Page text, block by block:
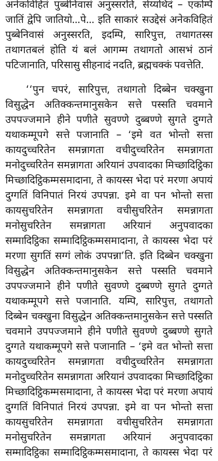
अनेकविहितं पुब्बेनिवासं अनुस्सरति, सेय्यथिदं – एकम्पि
जातिं द्वेपि जातियो…पे… इति साकारं सउद्देसं अनेकविहितं
पुब्बेनिवासं अनुस्सरति, इदम्पि, सारिपुत्त, तथागतस्स
तथागतबलं होति यं बलं आगम्म तथागतो आसभं ठानं
पटिजानाति, परिसासु सीहनादं नदति, ब्रह्मचक्कं पवत्तेति.
‘‘पुन चपरं, सारिपुत्त, तथागतो दिब्बेन चक्खुना
विसुद्धेन अतिक्कन्तमानुसकेन सत्ते पस्सति चवमाने
उपपज्जमाने हीने पणीते सुवण्णे दुब्बण्णे सुगते दुग्गते
यथाकम्मूपगे सत्ते पजानाति – ‘इमे वत भोन्तो सत्ता
कायदुच्चरितेन समन्नागता वचीदुच्चरितेन समन्नागता
मनोदुच्चरितेन समन्नागता अरियानं उपवादका मिच्छादिट्ठिका
मिच्छादिट्ठिकम्मसमादाना, ते कायस्स भेदापरं मरणा अपायं
दुग्गतिं विनिपातं निरयं उपपन्ना. इमे वा पन भोन्तो सत्ता
कायसुचरितेन समन्नागता वचीसुचरितेन समन्नागता
मनोसुचरितेन समन्नागता अरियानं अनुपवादका
सम्मादिट्ठिका सम्मादिट्ठिकम्मसमादाना, ते कायस्स भेदा परं
मरणा सुगतिं सग्गं लोकं उपपन्ना’ति. इति दिब्बेन चक्खुना
विसुद्धेन अतिक्कन्तमानुसकेन सत्ते पस्सति चवमाने
उपपज्जमाने हीनेपणीते सुवण्णे दुब्बण्णे सुगते दुग्गते
यथाकम्मूपगे सत्ते पजानाति. यम्पि, सारिपुत्त, तथागतो
दिब्बेन चक्खुना विसुद्धेन अतिक्कन्तमानुसकेन सत्ते पस्सति
चवमाने उपपज्जमाने हीने पणीते सुवण्णे दुब्बण्णे सुगते
दुग्गते यथाकम्मूपगे सत्ते पजानाति – ‘इमे वत भोन्तो सत्ता
कायदुच्चरितेन समन्नागता वचीदुच्चरितेन समन्नागता
मनोदुच्चरितेन समन्नागता अरियानं उपवादका मिच्छादिट्ठिका
मिच्छादिट्ठिकम्मसमादाना, ते कायस्स भेदा परं मरणा अपायं
दुग्गतिं विनिपातं निरयं उपपन्ना. इमे वा पन भोन्तो सत्ता
कायसुचरितेन समन्नागता वचीसुचरितेन समन्नागता
मनोसुचरितेन समन्नागता अरियानं अनुपवादका
सम्मादिट्ठिका सम्मादिट्ठिकम्मसमादाना, ते कायस्स भेदा परं